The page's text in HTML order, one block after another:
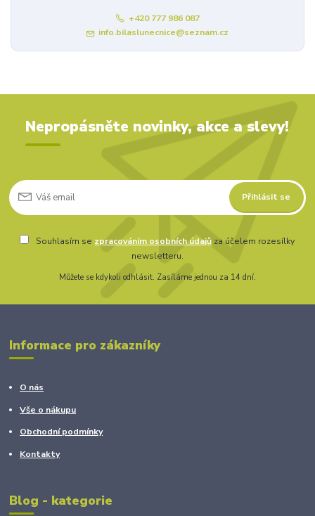
+420 777 986 087
info.bilaslunecnice@seznam.cz
Nepropásněte novinky, akce a slevy!
Přihlásit se
Souhlasím se zpracováním osobních údajů za účelem rozesílky
newsletteru.
Můžete se kdykoli odhlásit. Zasíláme jednou za 14 dní.
Informace pro zákazníky
O nás
Vše o nákupu
Obchodní podmínky
Kontakty
Blog - kategorie